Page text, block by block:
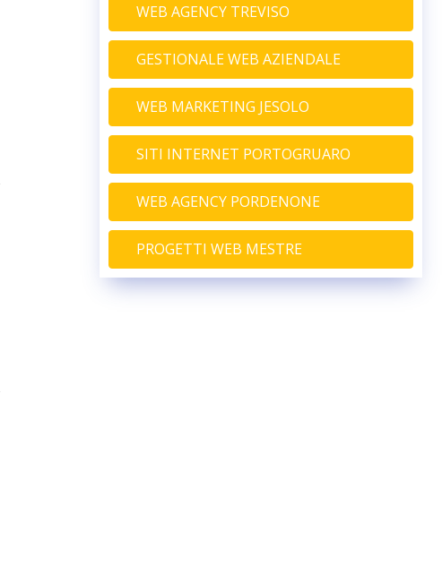
WEB AGENCY TREVISO
GESTIONALE WEB AZIENDALE
WEB MARKETING JESOLO
SITI INTERNET PORTOGRUARO
WEB AGENCY PORDENONE
PROGETTI WEB MESTRE